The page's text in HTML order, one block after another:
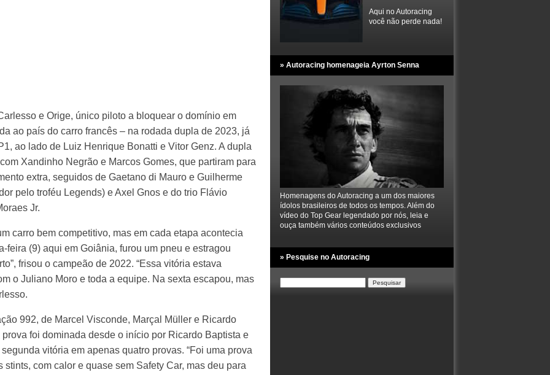
e Orige, único piloto a bloquear o domínio em
ao país do carro francês – na rodada dupla de 2023, já
ao lado de Luiz Henrique Bonatti e Vitor Genz. A dupla
Xandinho Negrão e Marcos Gomes, que partiram para
extra, seguidos de Gaetano di Mauro e Guilherme
pelo troféu Legends) e Axel Gnos e do trio Flávio
Jr.
carro bem competitivo, mas em cada etapa acontecia
feira (9) aqui em Goiânia, furou um pneu e estragou
frisou o campeão de 2022. “Essa vitória estava
o Juliano Moro e toda a equipe. Na sexta escapou, mas
992, de Marcel Visconde, Marçal Müller e Ricardo
foi dominada desde o início por Ricardo Baptista e
vitória em apenas quatro provas. “Foi uma prova
com calor e quase sem Safety Car, mas deu para
Aqui no Autoracing
você não perde nada!
» Autoracing homenageia Ayrton Senna
Homenagens do Autoracing a um dos maiores
ídolos brasileiros de todos os tempos. Além do
vídeo do Top Gear legendado por nós, leia e
ouça também vários conteúdos exclusivos
» Pesquise no Autoracing
por: